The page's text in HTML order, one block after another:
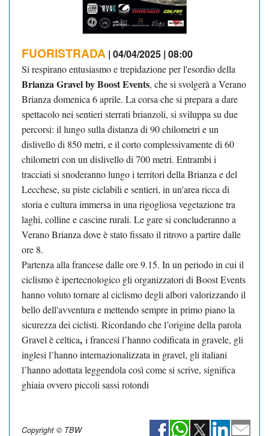
FUORISTRADA | 04/04/2025 | 08:00
Si respirano entusiasmo e trepidazione per l'esordio della
Brianza Gravel by Boost Events, che si svolgerà a Verano
Brianza domenica 6 aprile. La corsa che si prepara a dare
spettacolo nei sentieri sterrati brianzoli, si sviluppa su due
percorsi: il lungo sulla distanza di 90 chilometri e un
dislivello di 850 metri, e il corto complessivamente di 60
chilometri con un dislivello di 700 metri. Entrambi i
tracciati si snoderanno lungo i territori della Brianza e del
Lecchese, su piste ciclabili e sentieri, in un'area ricca di
storia e cultura immersa in una rigogliosa vegetazione tra
laghi, colline e cascine rurali. Le gare si concluderanno a
Verano Brianza dove è stato fissato il ritrovo a partire dalle
ore 8.
Partenza alla francese dalle ore 9.15. In un periodo in cui il
ciclismo è ipertecnologico gli organizzatori di Boost Events
hanno voluto tornare al ciclismo degli albori valorizzando il
bello dell'avventura e mettendo sempre in primo piano la
sicurezza dei ciclisti. Ricordando chel’origine della parola
Gravel è celtica, i francesi l’hanno codificata in gravele, gli
inglesi l’hanno internazionalizzata in gravel, gli italiani
l’hanno adottata leggendola così come si scrive, significa
ghiaia ovvero piccoli sassi rotondi
Copyright © TBW